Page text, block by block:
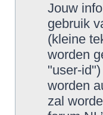
Jouw
gebruik
(kleine
worden
"user-
worden
zal